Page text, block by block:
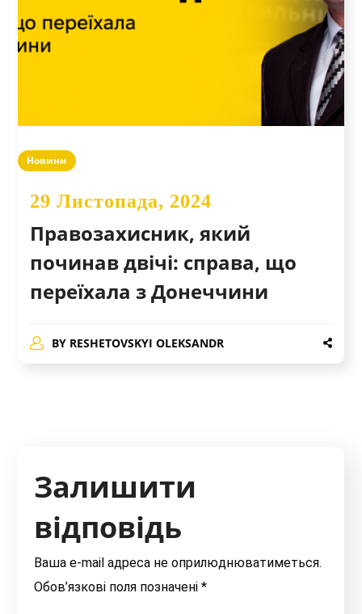
Новини
29 Листопада, 2024
Правозахисник, який
починав двічі: справа, що
переїхала з Донеччини
BY RESHETOVSKYI OLEKSANDR
Залишити
відповідь
Ваша e-mail адреса не оприлюднюватиметься.
Обов’язкові поля позначені*